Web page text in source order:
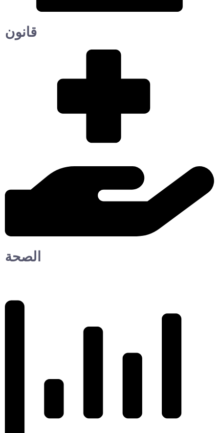
قانون
الصحة